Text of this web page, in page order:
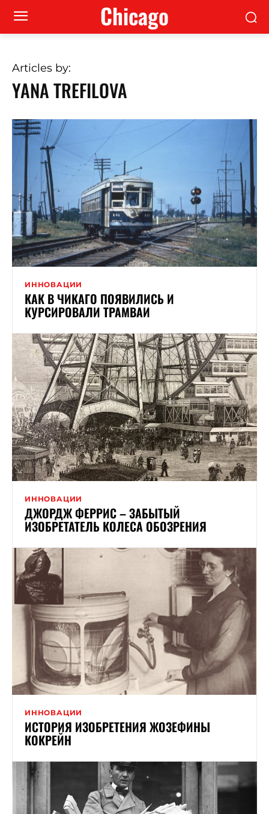
Сhicago
Articles by:
YANA TREFILOVA
ИННОВАЦИИ
КАК В ЧИКАГО ПОЯВИЛИСЬ И
КУРСИРОВАЛИ ТРАМВАИ
ИННОВАЦИИ
ДЖОРДЖ ФЕРРИС – ЗАБЫТЫЙ
ИЗОБРЕТАТЕЛЬ КОЛЕСА ОБОЗРЕНИЯ
ИННОВАЦИИ
ИСТОРИЯ ИЗОБРЕТЕНИЯ ЖОЗЕФИНЫ
КОКРЕЙН